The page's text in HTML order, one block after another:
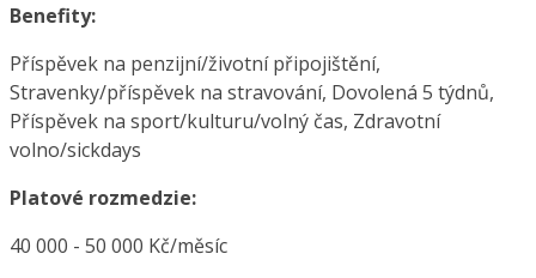
Benefity:
Příspěvek na penzijní/životní připojištění,
Stravenky/příspěvek na stravování, Dovolená 5 týdnů,
Příspěvek na sport/kulturu/volný čas, Zdravotní
volno/sickdays
Platové rozmedzie:
40 000 - 50 000 Kč/měsíc